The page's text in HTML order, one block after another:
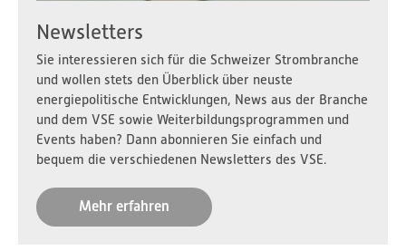
Newsletters
Sie interessieren sich für die Schweizer Strombranche
und wollen stets den Überblick über neuste
energiepolitische Entwicklungen, News aus der Branche
und dem VSE sowie Weiterbildungsprogrammen und
Events haben? Dann abonnieren Sie einfach und
bequem die verschiedenen Newsletters des VSE.
Mehr erfahren